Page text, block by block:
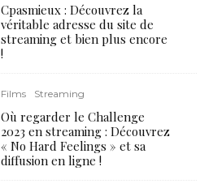
Cpasmieux : Découvrez la
véritable adresse du site de
streaming et bien plus encore
!
Films Streaming
Où regarder le Challenge
2023 en streaming : Découvrez
« No Hard Feelings » et sa
diffusion en ligne !